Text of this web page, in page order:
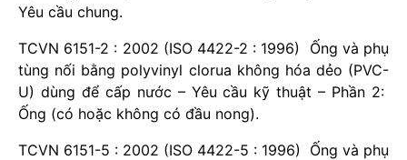
Yêu cầu chung.
TCVN 6151-2 : 2002 (ISO 4422-2 : 1996) Ống và phụ
tùng nối bằng polyvinyl clorua không hóa dẻo (PVC-
U) dùng để cấp nước – Yêu cầu kỹ thuật – Phần 2:
Ống (có hoặc không có đầu nong).
TCVN 6151-5 : 2002 (ISO 4422-5 : 1996) Ống và phụ